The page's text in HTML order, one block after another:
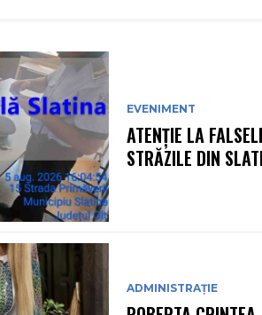
EVENIMENT
ATENȚIE LA
STRĂZILE DIN
ADMINISTRAȚIE